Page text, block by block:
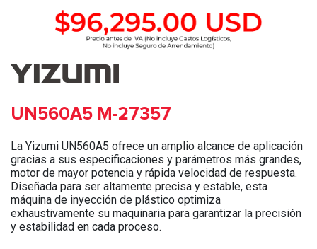
UN560A5 M-27357
La Yizumi UN560A5 ofrece un amplio alcance de aplicación
gracias a sus especificaciones y parámetros más grandes,
motor de mayor potencia y rápida velocidad de respuesta.
Diseñada para ser altamente precisa y estable, esta
máquina de inyección de plástico optimiza
exhaustivamente su maquinaria para garantizar la precisión
y estabilidad en cada proceso.